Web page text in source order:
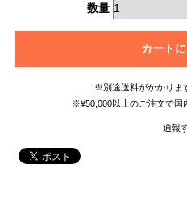
数量
カート
※別途送料がかかりま
※¥50,000以上のご注文で国
通報